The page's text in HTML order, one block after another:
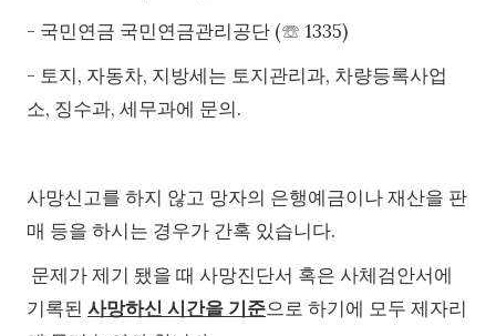
- 국민연금 국민연금관리공단 (☏ 1335)
- 토지, 자동차, 지방세는 토지관리과, 차량등록사업
소, 징수과, 세무과에 문의.
사망신고를 하지 않고 망자의 은행예금이나 재산을 판
매 등을 하시는 경우가 간혹 있습니다.
문제가 제기 됐을 때 사망진단서 혹은 사체검안서에
기록된 사망하신 시간을 기준으로 하기에 모두 제자리